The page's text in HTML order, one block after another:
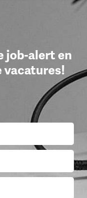
job-alert en
vacatures!